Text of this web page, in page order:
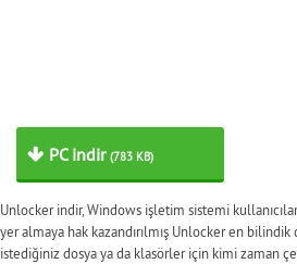
PC indir (783 KB)
Unlocker indir, Windows işletim sistemi
yer almaya hak kazandırılmış Unlocker en bilindik
istediğiniz dosya ya da klasörler için kimi zaman